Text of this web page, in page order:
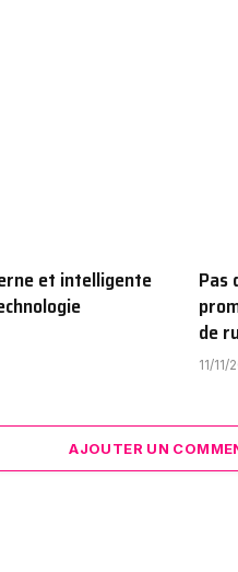
et intelligente
Pas
de
11/11/
AJOUTER UN